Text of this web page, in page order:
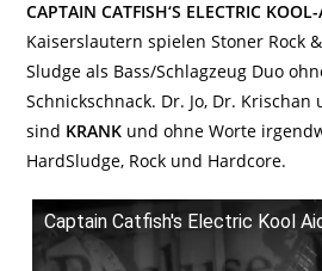
CAPTAIN CATFISH‘S ELECTRIC
Kaiserslautern spielen Stoner Rock
Sludge als Bass/Schlagzeug Duo
Schnickschnack. Dr. Jo, Dr.
sind KRANK und ohne Worte
HardSludge, Rock und Hardcore.
Captain Catfish's Electric Kool